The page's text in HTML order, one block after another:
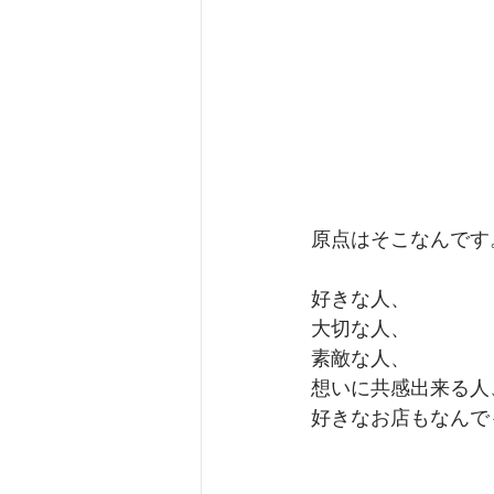
原点はそこなんです
好きな人、
大切な人、
素敵な人、
想いに共感出来る人
好きなお店もなんで